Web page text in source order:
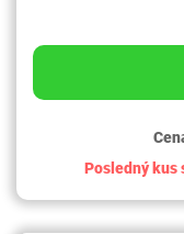
Posledný kus